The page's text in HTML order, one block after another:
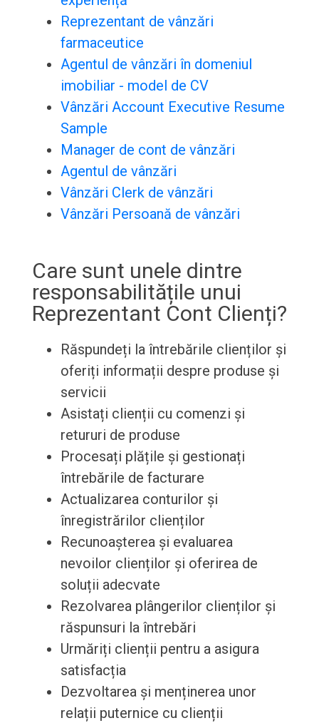
Reprezentant de vânzări
farmaceutice
Agentul de vânzări în domeniul
imobiliar - model de CV
Vânzări Account Executive Resume
Sample
Manager de cont de vânzări
Agentul de vânzări
Vânzări Clerk de vânzări
Vânzări Persoană de vânzări
Care sunt unele dintre
responsabilitățile unui
Reprezentant Cont Clienți?
Răspundeți la întrebările clienților și
oferiți informații despre produse și
servicii
Asistați clienții cu comenzi și
retururi de produse
Procesați plățile și gestionați
întrebările de facturare
Actualizarea conturilor și
înregistrărilor clienților
Recunoașterea și evaluarea
nevoilor clienților și oferirea de
soluții adecvate
Rezolvarea plângerilor clienților și
răspunsuri la întrebări
Urmăriți clienții pentru a asigura
satisfacția
Dezvoltarea și menținerea unor
relații puternice cu clienții